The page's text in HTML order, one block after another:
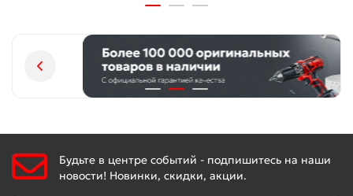
повышается износоустойчивость основных узлов и
Встроенная тепловая защита — работа устройства
останавливается при нагреве двигателя выше
допустимой температуры, что повышает
долговечность компрессора и обеспечивает
Автоматический запуск — если давление упадет
ниже 6 атмосфер, система самостоятельно
возобновит работу, таким образом обеспечивается
Будьте в центре событий - подпишитесь на наши
новости! Новинки, скидки, акции.